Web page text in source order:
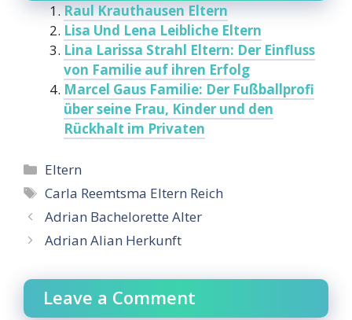
Raul Krauthausen Eltern
Lisa Und Lena Leibliche Eltern
Lina Larissa Strahl Eltern: Der Einfluss
von Familie auf ihren Erfolg
Marcel Gaus Familie: Der Fußballprofi
über seine Frau, Kinder und den
Rückhalt im Privaten
Categories
Eltern
Tags
Carla Reemtsma Eltern Reich
Adrian Bachelorette Alter
Adrian Alian Herkunft
Leave a Comment